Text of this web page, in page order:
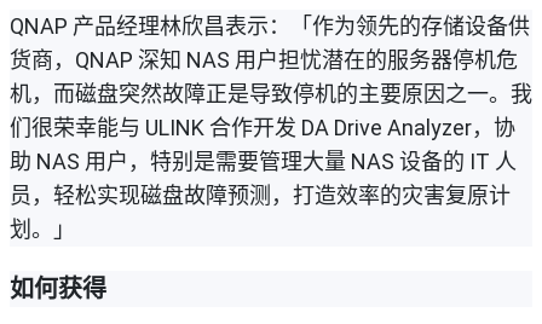
QNAP 产品经理林欣昌表示：「作为领先的存储设备供
货商，QNAP 深知 NAS 用户担忧潜在的服务器停机危
机，而磁盘突然故障正是导致停机的主要原因之一。我
们很荣幸能与 ULINK 合作开发 DA Drive Analyzer，协
助 NAS 用户，特别是需要管理大量 NAS 设备的 IT 人
员，轻松实现磁盘故障预测，打造效率的灾害复原计
划。」
如何获得